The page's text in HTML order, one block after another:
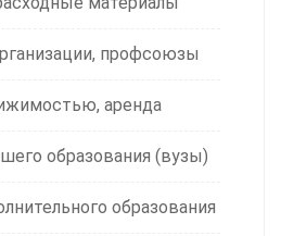
профсоюзы
аренда
образования (вузы)
образования